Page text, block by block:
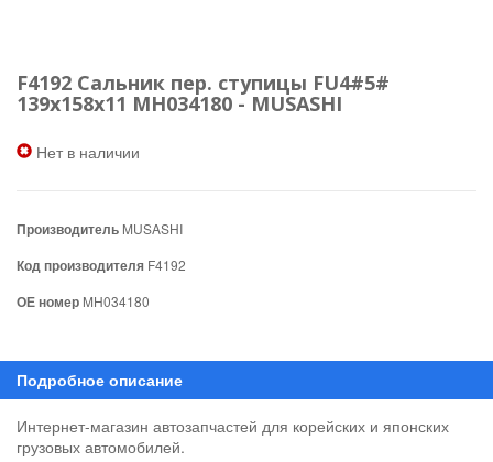
F4192 Сальник пер. ступицы FU4#5#
139x158x11 MH034180 - MUSASHI
Нет в наличии
Производитель MUSASHI
Код производителя F4192
ОЕ номер MH034180
Интернет-магазин автозапчастей для корейских и японских
грузовых автомобилей.